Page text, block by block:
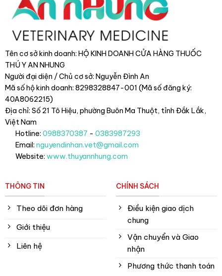
Tên cơ sở kinh doanh: HỘ KINH DOANH CỬA HÀNG THUỐC
THÚ Y AN NHUNG
Người đại diện / Chủ cơ sở: Nguyễn Đình An
Mã số hộ kinh doanh: 8298328847-001 (Mã số đăng ký:
40A8062215)
Địa chỉ: Số 21 Tô Hiệu, phường Buôn Ma Thuột, tỉnh Đắk Lắk,
Việt Nam
Hotline: 0988370387 - 0383987293
Email: nguyendinhan.vet@gmail.com
Website: www.thuyannhung.com
THÔNG TIN
Theo dõi đơn hàng
Giới thiệu
Liên hệ
CHÍNH SÁCH
Điều kiện giao dịch
chung
Vận chuyển và Giao
nhận
Phương thức thanh toán